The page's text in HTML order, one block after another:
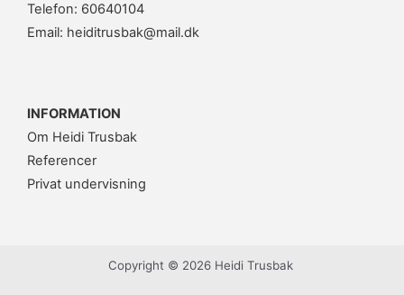
Telefon: 60640104
Email: heiditrusbak@mail.dk
INFORMATION
Om Heidi Trusbak
Referencer
Privat undervisning
Copyright © 2026 Heidi Trusbak